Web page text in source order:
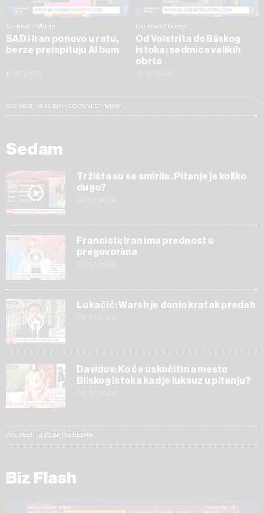
Connect Wrap
SAD i Iran ponovo u ratu,
berze preispituju AI bum
Connect Wrap
Od Volstrita do Bliskog
istoka: sedmica velikih
obrta
SVE VESTI IZ RUBRIKE CONNECT WRAP
Sedam
Tržišta su se smirila. Pitanje je koliko
dugo?
Francisti: Iran ima prednost u
pregovorima
Lukačić: Warsh je donio kratak predah
Davidov: Ko će uskočiti na mesto
Bliskog istoka kad je luksuz u pitanju?
SVE VESTI IZ RUBRIKE SEDAM
Biz Flash